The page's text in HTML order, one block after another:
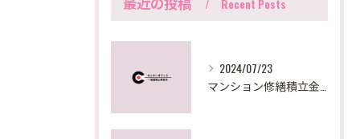
Recent Posts
2024/07/23